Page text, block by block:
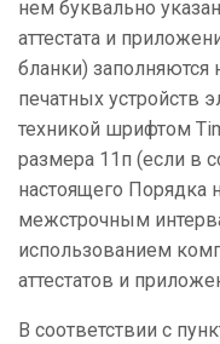
нем буквально
аттестата и
бланки)
печатных устройств
техникой шрифтом
размера 11п (если в
настоящего Порядка
межстрочным
использованием
аттестатов и
В соответствии с